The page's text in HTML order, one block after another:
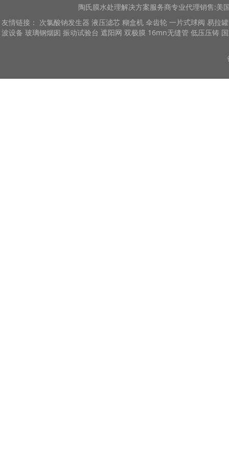
陶氏膜水处理解决方案服务商专业代理销售:美
友情链接： 次氯酸钠发生器 液压滤芯 糊盒机 伞齿轮 一片式球阀 易拉
波设备 玻璃钢烟囱 振动试验台 遮阳网 双极膜 16mn无缝管 低压压铸